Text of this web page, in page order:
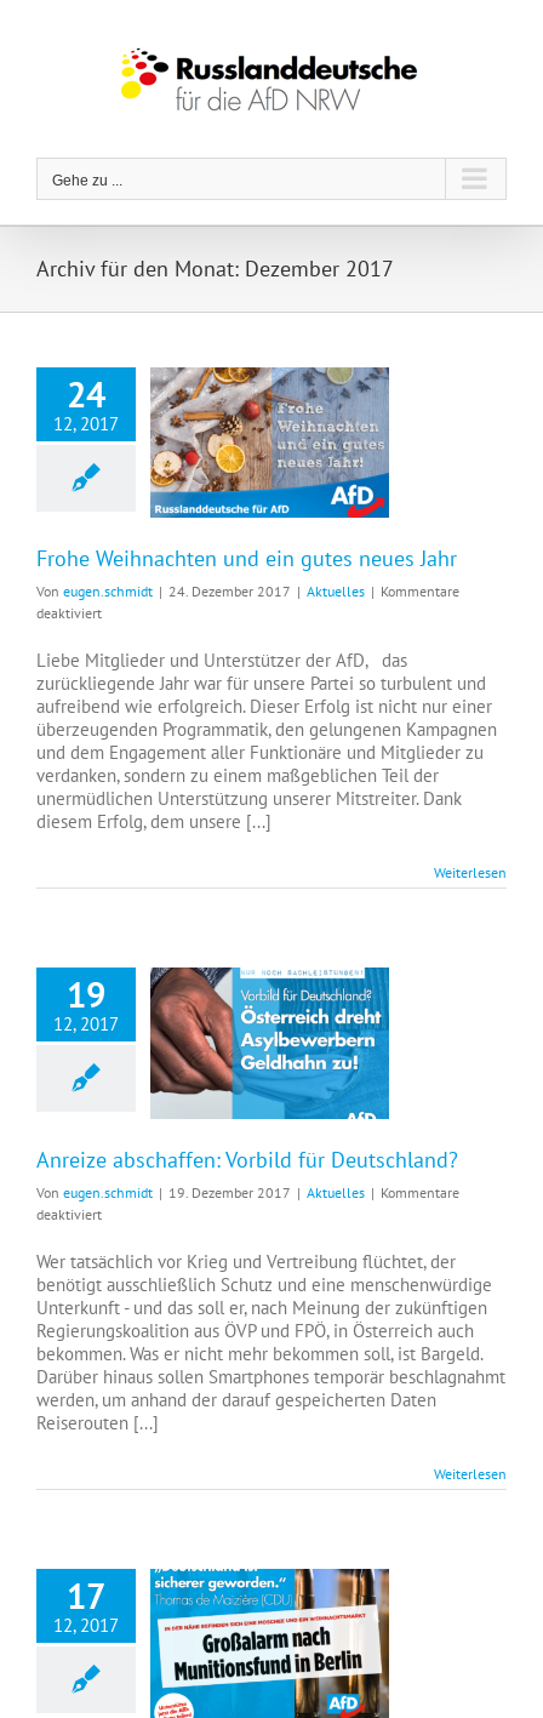
Gehe zu ...
Archiv für den Monat: Dezember 2017
24
12, 2017
Frohe Weihnachten und ein gutes neues Jahr
Von eugen.schmidt | 24. Dezember 2017 | Aktuelles | Kommentare
deaktiviertfür
Weihnachten
und
ein
neues
Jahr
Liebe Mitglieder und Unterstützer der AfD, das
zurückliegende Jahr war für unsere Partei so turbulent und
aufreibend wie erfolgreich. Dieser Erfolg ist nicht nur einer
überzeugenden Programmatik, den gelungenen Kampagnen
und dem Engagement aller Funktionäre und Mitglieder zu
verdanken, sondern zu einem maßgeblichen Teil der
unermüdlichen Unterstützung unserer Mitstreiter. Dank
diesem Erfolg, dem unsere [...]
Weiterlesen
19
12, 2017
Anreize abschaffen: Vorbild für Deutschland?
Von eugen.schmidt | 19. Dezember 2017 | Aktuelles | Kommentare
deaktiviertfür
abschaffen:
Vorbild
für
Deutschland?
Wer tatsächlich vor Krieg und Vertreibung flüchtet, der
benötigt ausschließlich Schutz und eine menschenwürdige
Unterkunft - und das soll er, nach Meinung der zukünftigen
Regierungskoalition aus ÖVP und FPÖ, in Österreich auch
bekommen. Was er nicht mehr bekommen soll, ist Bargeld.
Darüber hinaus sollen Smartphones temporär beschlagnahmt
werden, um anhand der darauf gespeicherten Daten
Reiserouten [...]
Weiterlesen
17
12, 2017